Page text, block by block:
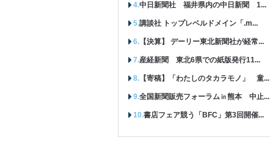
中日新聞社 福井県内の中日新聞 1...
講談社 トップレベルドメイン「.m...
【決算】 デーリー東北新聞社が経常...
産経新聞 東北6県での紙版発行11...
【寄稿】「わたしのタカラモノ」 童...
全国新聞販売フォーラム㏌熊本 中止...
書店フェア競う「BFC」第3回開催...